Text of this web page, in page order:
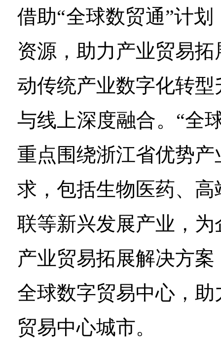
借助“全球数贸通”计
资源，助力产业贸易
动传统产业数字化转
与线上深度融合。“全
重点围绕浙江省优势
求，包括生物医药、
联等新兴发展产业，
产业贸易拓展解决方
全球数字贸易中心，
贸易中心城市。